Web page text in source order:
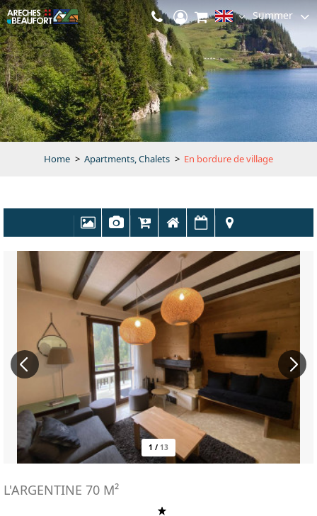
Summer
Home > Apartments, Chalets > En bordure de village
1 / 13
L'ARGENTINE 70 M²